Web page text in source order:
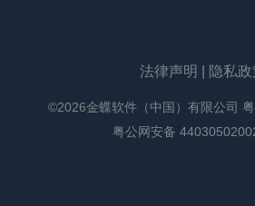
法律声明 隐私政
©2026金蝶软件（中国）有限公司
粤公网安备